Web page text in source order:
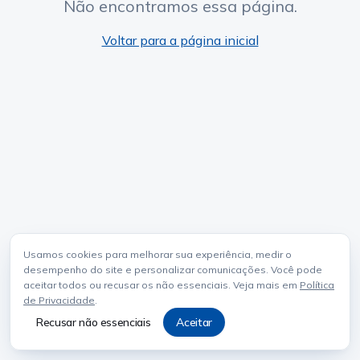
Usamos cookies para melhorar sua experiência, medir o
desempenho do site e personalizar comunicações. Você pode
aceitar todos ou recusar os não essenciais. Veja mais em Política
de Privacidade.
Recusar não essenciais Aceitar
Não encontramos essa página.
Voltar para a página inicial